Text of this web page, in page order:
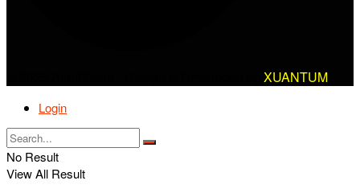
XUANTUM
Login
No Result
View All Result